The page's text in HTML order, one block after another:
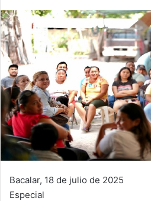
Bacalar, 18 de julio de 2025
Especial